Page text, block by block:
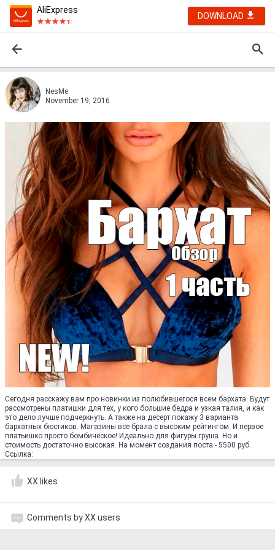
AliExpress
DOWNLOAD
NesMe
November 19, 2016
Сегодня расскажу вам про новинки из полюбившегося всем бархата. Будут
рассмотрены платишки для тех, у кого большие бедра и узкая талия, и как
это дело лучше подчеркнуть. А также на десерт покажу 3 варианта
бархатных бюстиков. Магазины все брала с высоким рейтингом. И первое
платьишко просто бомбическое! Идеально для фигуры груша. Но и
стоимость достаточно высокая. На момент создания поста - 5500 руб.
Ссылка:
XX likes
Comments by XX users